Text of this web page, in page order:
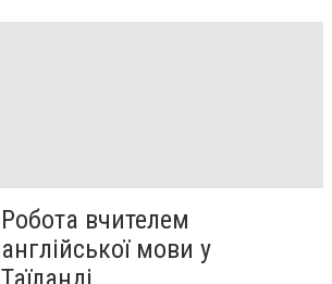
Робота вчителем
англійської мови у